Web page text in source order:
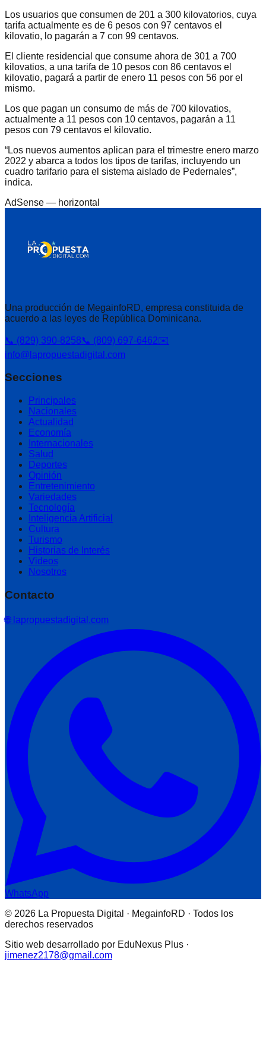
Los usuarios que consumen de 201 a 300 kilovatorios, cuya
tarifa actualmente es de 6 pesos con 97 centavos el
kilovatio, lo pagarán a 7 con 99 centavos.
El cliente residencial que consume ahora de 301 a 700
kilovatios, a una tarifa de 10 pesos con 86 centavos el
kilovatio, pagará a partir de enero 11 pesos con 56 por el
mismo.
Los que pagan un consumo de más de 700 kilovatios,
actualmente a 11 pesos con 10 centavos, pagarán a 11
pesos con 79 centavos el kilovatio.
“Los nuevos aumentos aplican para el trimestre enero marzo
2022 y abarca a todos los tipos de tarifas, incluyendo un
cuadro tarifario para el sistema aislado de Pedernales”,
indica.
AdSense — horizontal
Una producción de MegainfoRD, empresa constituida de
acuerdo a las leyes de República Dominicana.
📞 (829) 390-8258📞 (809) 697-6462✉️
info@lapropuestadigital.com
Secciones
Principales
Nacionales
Actualidad
Economía
Internacionales
Salud
Deportes
Opinión
Entretenimiento
Variedades
Tecnología
Inteligencia Artificial
Cultura
Turismo
Historias de Interés
Videos
Nosotros
Contacto
🌐 lapropuestadigital.com
WhatsApp
© 2026 La Propuesta Digital · MegainfoRD · Todos los
derechos reservados
Sitio web desarrollado por EduNexus Plus ·
jimenez2178@gmail.com